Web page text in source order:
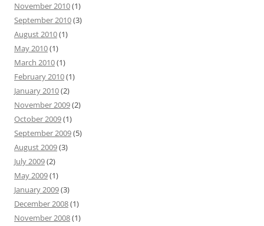
November 2010(1)
September 2010(3)
August 2010(1)
May 2010(1)
March 2010(1)
February 2010(1)
January 2010(2)
November 2009(2)
October 2009(1)
September 2009(5)
August 2009(3)
July 2009(2)
May 2009(1)
January 2009(3)
December 2008(1)
November 2008(1)